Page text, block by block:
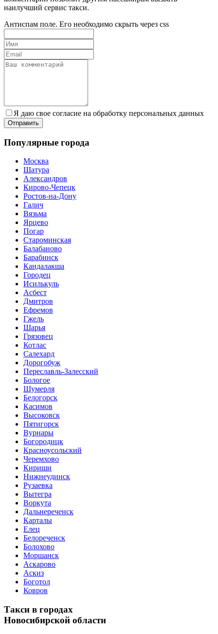
наилучший сервис такси.
Антиспам поле. Его необходимо скрыть через css
Я даю свое согласие на обработку персональных данных
Популярные города
Москва
Шатура
Александров
Кирово-Чепецк
Ростов-на-Дону
Галич
Вязьма
Ярцево
Погар
Староминская
Балабаново
Барабинск
Кандалакша
Городец
Исилькуль
Асбест
Дмитров
Ефремов
Гжель
Шарья
Грязовец
Котлас
Салехард
Дорогобуж
Переславль-Залесский
Бологое
Шумерля
Белогорск
Касимов
Высоковск
Пятигорск
Вурнары
Богородицк
Красноусольский
Черемхово
Кириши
Нижнеудинск
Рузаевка
Вытегра
Воркута
Дальнереченск
Карталы
Елец
Белореченск
Болохово
Моршанск
Аскарово
Аскиз
Боготол
Ковров
Такси в городах
Новосибирской области